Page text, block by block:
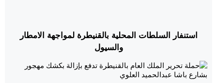
استنفار السلطات المحلية بالقنيطرة لمواجهة الامطار
والسيول